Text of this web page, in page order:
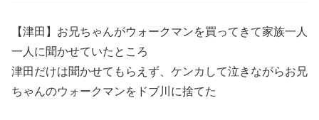
【津田】お兄ちゃんがウォークマンを買ってきて家族一人
一人に聞かせていたところ
津田だけは聞かせてもらえず、ケンカして泣きながらお兄
ちゃんのウォークマンをドブ川に捨てた